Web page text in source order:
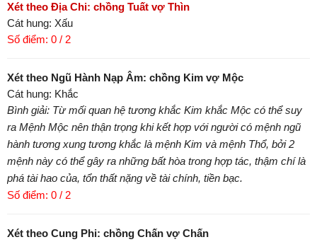
Xét theo Địa Chi: chồng Tuất vợ Thìn
Cát hung: Xấu
Số điểm: 0 / 2
Xét theo Ngũ Hành Nạp Âm: chồng Kim vợ Mộc
Cát hung: Khắc
Bình giải: Từ mối quan hệ tương khắc Kim khắc Mộc có thể suy
ra Mệnh Mộc nên thận trọng khi kết hợp với người có mệnh ngũ
hành tương xung tương khắc là mệnh Kim và mệnh Thổ, bởi 2
mệnh này có thể gây ra những bất hòa trong hợp tác, thậm chí là
phá tài hao của, tổn thất nặng về tài chính, tiền bạc.
Số điểm: 0 / 2
Xét theo Cung Phi: chồng Chấn vợ Chấn